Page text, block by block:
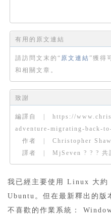
有用的原文連結
請訪問文末的“ 原文連結”獲得
和相關文章。
致謝
編譯自 | https://
adventure-migrating-back-
作者 | Christopher Shaw
譯者 | MjSeven ? ? ? 共
我已經主要使用 Linux 大約
Ubuntu。但在最新釋出的版
不喜歡的作業系統：